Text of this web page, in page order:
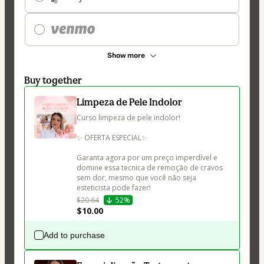
Show more
Buy together
Limpeza de Pele Indolor
Curso limpeza de pele indolor!
✨ OFERTA ESPECIAL✨
Garanta agora por um preço imperdível e
domine essa tecnica de remoção de cravos
sem dor, mesmo que você não seja
esteticista pode fazer!
$20.64
52%
$10.00
Add to purchase